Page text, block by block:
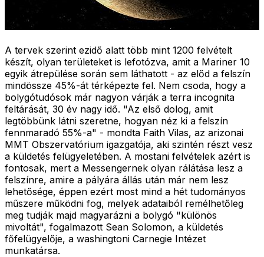
A tervek szerint ezidő alatt több mint 1200 felvételt
készít, olyan területeket is lefotózva, amit a Mariner 10
egyik átrepülése során sem láthatott - az előd a felszín
mindössze 45%-át térképezte fel. Nem csoda, hogy a
bolygótudósok már nagyon várják a terra incognita
feltárását, 30 év nagy idő. "Az első dolog, amit
legtöbbünk látni szeretne, hogyan néz ki a felszín
fennmaradó 55%-a" - mondta Faith Vilas, az arizonai
MMT Obszervatórium igazgatója, aki szintén részt vesz
a küldetés felügyeletében. A mostani felvételek azért is
fontosak, mert a Messengernek olyan rálátása lesz a
felszínre, amire a pályára állás után már nem lesz
lehetősége, éppen ezért most mind a hét tudományos
műszere működni fog, melyek adataiból remélhetőleg
meg tudják majd magyarázni a bolygó "különös
mivoltát", fogalmazott Sean Solomon, a küldetés
főfelügyelője, a washingtoni Carnegie Intézet
munkatársa.